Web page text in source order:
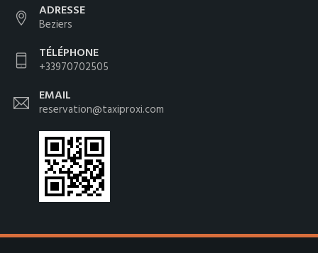
ADRESSE
Beziers
TÉLÉPHONE
+33970702505
EMAIL
reservation@taxiproxi.com